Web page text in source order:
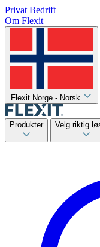
Privat Bedrift
Om Flexit
Flexit Norge - Norsk
Produkter Velg riktig